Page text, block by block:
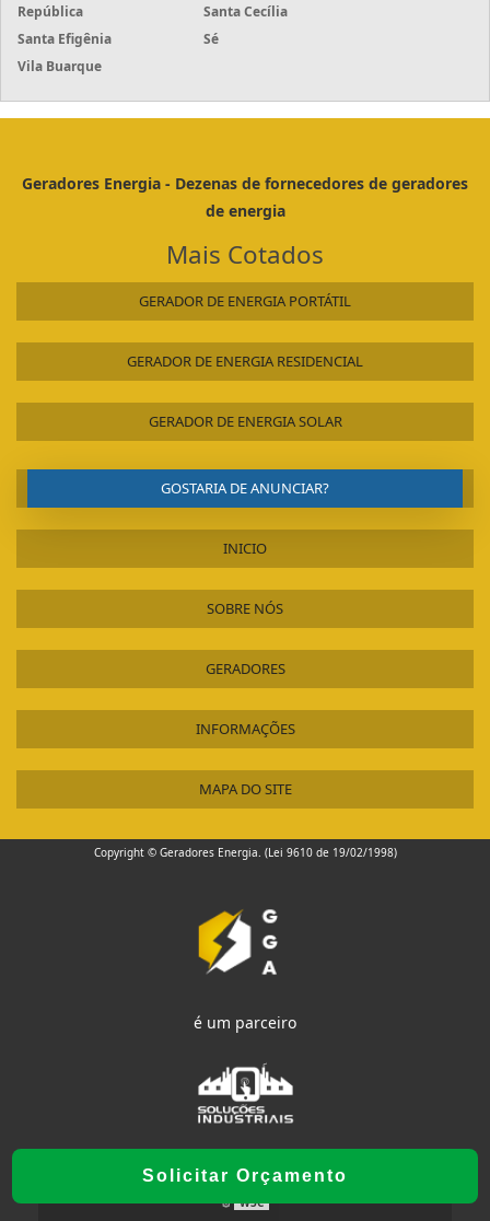
Solicitar Orçamento
República
Santa Cecília
Santa Efigênia
Sé
Vila Buarque
Geradores Energia - Dezenas de fornecedores de geradores
de energia
Mais Cotados
GERADOR DE ENERGIA PORTÁTIL
GERADOR DE ENERGIA RESIDENCIAL
GERADOR DE ENERGIA SOLAR
GOSTARIA DE ANUNCIAR?
INICIO
SOBRE NÓS
GERADORES
INFORMAÇÕES
MAPA DO SITE
Copyright © Geradores Energia. (Lei 9610 de 19/02/1998)
é um parceiro
W3C